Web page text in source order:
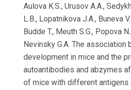
Aulova K.S., Urusov A.A.,
L.B., Lopatnikova J.A., Buneva
Budde T., Meuth S.G., Popova
Nevinsky G.A. The association
development in mice and the
autoantibodies and abzymes
of mice with different antigens